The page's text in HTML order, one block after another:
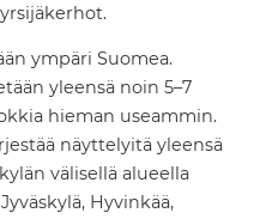
ympäri Suomea.
yleensä noin 5–7
hieman useammin.
näyttelyitä yleensä
välisellä alueella
Hyvinkää,